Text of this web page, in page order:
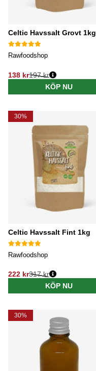
Celtic Havssalt Grovt 1kg
Rawfoodshop
138 kr
Ordinarie pris:
197 kr
KÖP NU
30%
Celtic Havssalt Fint 1kg
Rawfoodshop
222 kr
Ordinarie pris:
317 kr
KÖP NU
30%